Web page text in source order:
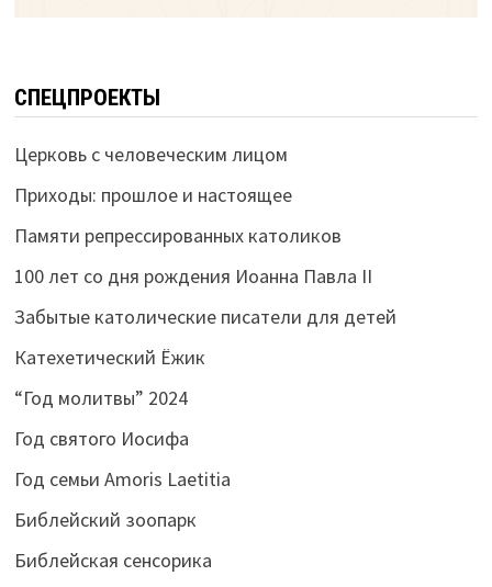
СПЕЦПРОЕКТЫ
Церковь с человеческим лицом
Приходы: прошлое и настоящее
Памяти репрессированных католиков
100 лет со дня рождения Иоанна Павла II
Забытые католические писатели для детей
Катехетический Ёжик
“Год молитвы” 2024
Год святого Иосифа
Год семьи Amoris Laetitia
Библейский зоопарк
Библейская сенсорика